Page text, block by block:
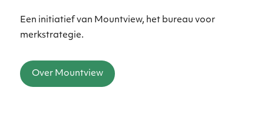
Een initiatief van Mountview, het bureau voor
merkstrategie.
Over Mountview